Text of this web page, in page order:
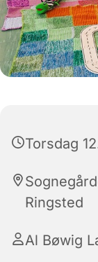
Torsdag
Ringsted
Al Bøwig